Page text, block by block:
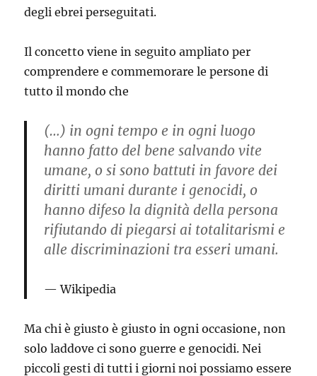
degli ebrei perseguitati.
Il concetto viene in seguito ampliato per
comprendere e commemorare le persone di
tutto il mondo che
(…) in ogni tempo e in ogni luogo
hanno fatto del bene salvando vite
umane, o si sono battuti in favore dei
diritti umani durante i genocidi, o
hanno difeso la dignità della persona
rifiutando di piegarsi ai totalitarismi e
alle discriminazioni tra esseri umani.
Wikipedia
Ma chi è giusto è giusto in ogni occasione, non
solo laddove ci sono guerre e genocidi. Nei
piccoli gesti di tutti i giorni noi possiamo essere